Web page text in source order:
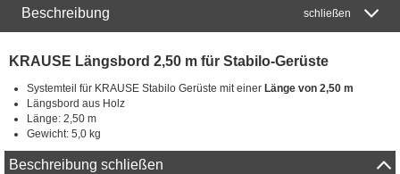
Beschreibung schließen
KRAUSE Längsbord 2,50 m für Stabilo-Gerüste
Systemteil für KRAUSE Stabilo Gerüste mit einer Länge von 2,50 m
Längsbord aus Holz
Länge: 2,50 m
Gewicht: 5,0 kg
Beschreibung schließen